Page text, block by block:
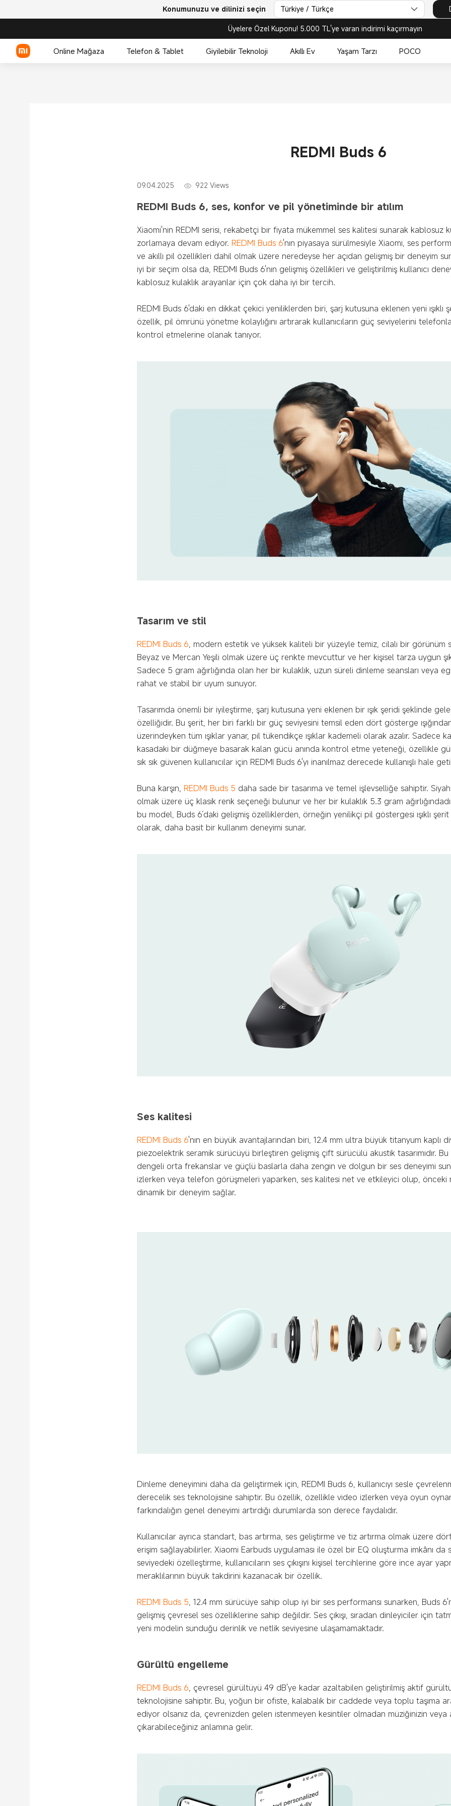
Konumunuzu ve dilinizi seçin Türkiye / Türkçe
Üyelere Özel Kuponu! 5.000 TL'ye varan indirimi kaçırmayın
Online Mağaza Telefon & Tablet Giyilebilir Teknoloji Akıllı Ev Yaşam Tarzı POCO
REDMI Buds 6
09.04.2025 922 Views
REDMI Buds 6, ses, konfor ve pil yönetiminde bir atılım
Xiaomi'nin REDMI serisi, rekabetçi bir fiyata mükemmel ses kalitesi sunarak kablosuz
zorlamaya devam ediyor. REDMI Buds 6'nın piyasaya sürülmesiyle Xiaomi, ses
ve akıllı pil özellikleri dahil olmak üzere neredeyse her açıdan gelişmiş bir deneyim
iyi bir seçim olsa da, REDMI Buds 6'nın gelişmiş özellikleri ve geliştirilmiş kullanıcı
kablosuz kulaklık arayanlar için çok daha iyi bir tercih.
REDMI Buds 6'daki en dikkat çekici yeniliklerden biri, şarj kutusuna eklenen yeni ışıklı
özellik, pil ömrünü yönetme kolaylığını artırarak kullanıcıların güç seviyelerini
kontrol etmelerine olanak tanıyor.
Tasarım ve stil
REDMI Buds 6, modern estetik ve yüksek kaliteli bir yüzeyle temiz, cilalı bir görünüm
Beyaz ve Mercan Yeşili olmak üzere üç renkte mevcuttur ve her kişisel tarza uygun
Sadece 5 gram ağırlığında olan her bir kulaklık, uzun süreli dinleme seansları veya
rahat ve stabil bir uyum sunuyor.
Tasarımda önemli bir iyileştirme, şarj kutusuna yeni eklenen bir ışık şeridi şeklinde
özelliğidir. Bu şerit, her biri farklı bir güç seviyesini temsil eden dört gösterge
üzerindeyken tüm ışıklar yanar, pil tükendikçe ışıklar kademeli olarak azalır. Sadece
kasadaki bir düğmeye basarak kalan gücü anında kontrol etme yeteneği, özellikle
sık sık güvenen kullanıcılar için REDMI Buds 6'yı inanılmaz derecede kullanışlı hale
Buna karşın, REDMI Buds 5 daha sade bir tasarıma ve temel işlevselliğe sahiptir.
olmak üzere üç klasik renk seçeneği bulunur ve her bir kulaklık 5.3 gram
bu model, Buds 6’daki gelişmiş özelliklerden, örneğin yenilikçi pil göstergesi ışıklı
olarak, daha basit bir kullanım deneyimi sunar.
Ses kalitesi
REDMI Buds 6'nın en büyük avantajlarından biri, 12.4 mm ultra büyük titanyum kaplı
piezoelektrik seramik sürücüyü birleştiren gelişmiş çift sürücülü akustik tasarımıdır.
dengeli orta frekanslar ve güçlü baslarla daha zengin ve dolgun bir ses deneyimi
izlerken veya telefon görüşmeleri yaparken, ses kalitesi net ve etkileyici olup,
dinamik bir deneyim sağlar.
Dinleme deneyimini daha da geliştirmek için, REDMI Buds 6, kullanıcıyı sesle
derecelik ses teknolojisine sahiptir. Bu özellik, özellikle video izlerken veya oyun
farkındalığın genel deneyimi artırdığı durumlarda son derece faydalıdır.
Kullanıcılar ayrıca standart, bas artırma, ses geliştirme ve tiz artırma olmak üzere
erişim sağlayabilirler. Xiaomi Earbuds uygulaması ile özel bir EQ oluşturma imkânı da
seviyedeki özelleştirme, kullanıcıların ses çıkışını kişisel tercihlerine göre ince ayar
meraklılarının büyük takdirini kazanacak bir özellik.
REDMI Buds 5, 12.4 mm sürücüye sahip olup iyi bir ses performansı sunarken, Buds
gelişmiş çevresel ses özelliklerine sahip değildir. Ses çıkışı, sıradan dinleyiciler için
yeni modelin sunduğu derinlik ve netlik seviyesine ulaşamamaktadır.
Gürültü engelleme
REDMI Buds 6, çevresel gürültüyü 49 dB'ye kadar azaltabilen geliştirilmiş aktif
teknolojisine sahiptir. Bu, yoğun bir ofiste, kalabalık bir caddede veya toplu taşıma
ediyor olsanız da, çevrenizden gelen istenmeyen kesintiler olmadan müziğinizin veya
çıkarabileceğiniz anlamına gelir.